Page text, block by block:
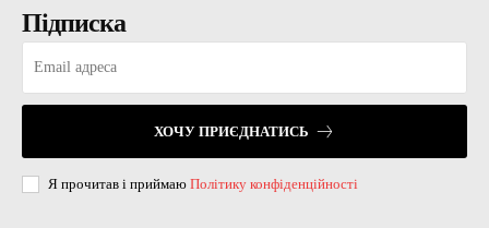
Підписка
ХОЧУ ПРИЄДНАТИСЬ
Я прочитав і приймаю Політику конфіденційності